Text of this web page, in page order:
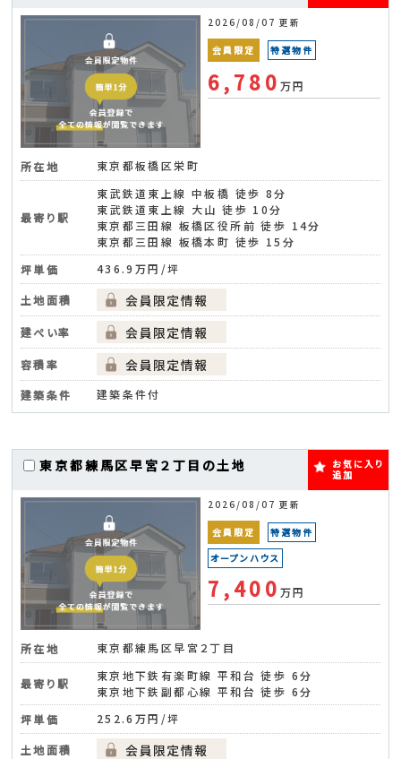
2026/08/07 更新
会員限定 特選物件
6,780万円
所在地 東京都板橋区栄町
最寄り駅
東武鉄道東上線 中板橋 徒歩 8分
東武鉄道東上線 大山 徒歩 10分
東京都三田線 板橋区役所前 徒歩 14分
東京都三田線 板橋本町 徒歩 15分
坪単価
436.9万円/坪
土地面積
建ぺい率
容積率
建築条件
建築条件付
東京都練馬区早宮２丁目の土地
お気に入り
追加
2026/08/07 更新
会員限定
特選物件
オープンハウス
7,400万円
所在地 東京都練馬区早宮２丁目
最寄り駅
東京地下鉄有楽町線 平和台 徒歩 6分
東京地下鉄副都心線 平和台 徒歩 6分
坪単価
252.6万円/坪
土地面積